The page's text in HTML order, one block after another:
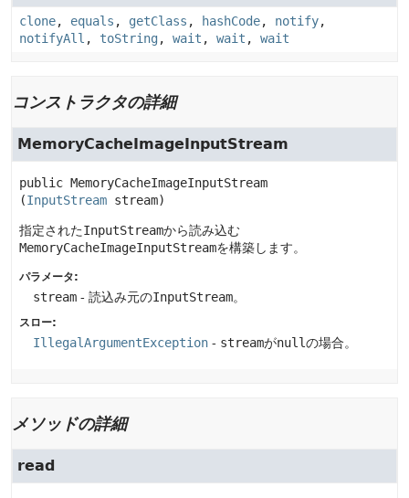
clone, equals , getClass , hashCode, notify,
notifyAll , toString, wait , wait , wait
コンストラクタの詳細
MemoryCacheImageInputStream
public MemoryCacheImageInputStream
(InputStream stream)
指定されたInputStreamから読み込む
MemoryCacheImageInputStreamを構築します。
パラメータ:
stream - 読込み元のInputStream。
スロー:
IllegalArgumentException - streamがnullの場合。
メソッドの詳細
read